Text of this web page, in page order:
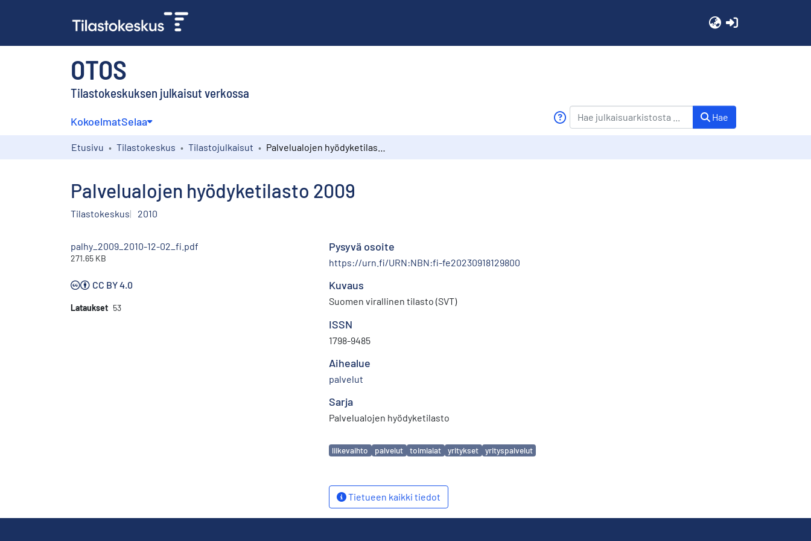
OTOS
Tilastokeskuksen julkaisut verkossa
KokoelmatSelaa Hae
Etusivu Tilastokeskus Tilastojulkaisut
Palvelualojen hyödyketilasto 2009
Tilastokeskus 2010
palhy_2009_2010-12-02_fi.pdf
271.65 KB
CC BY 4.0
Lataukset 53
Pysyvä osoite
https://urn.fi/URN:NBN:fi-fe20230918129800
Kuvaus
Suomen virallinen tilasto (SVT)
ISSN
1798-9485
Aihealue
palvelut
Sarja
Palvelualojen hyödyketilasto
Avainsanat
liikevaihto palvelut toimialat yritykset yrityspalvelut
Tietueen kaikki tiedot